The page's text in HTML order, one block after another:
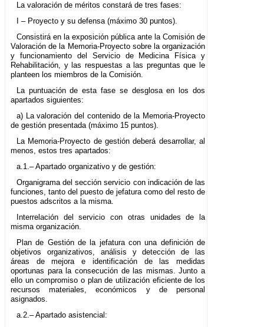
La valoración de méritos constará de tres fases:
I – Proyecto y su defensa (máximo 30 puntos).
Consistirá en la exposición pública ante la Comisión de
Valoración de la Memoria-Proyecto sobre la organización
y funcionamiento del Servicio de Medicina Física y
Rehabilitación, y las respuestas a las preguntas que le
planteen los miembros de la Comisión.
La puntuación de esta fase se desglosa en los dos
apartados siguientes:
a) La valoración del contenido de la Memoria-Proyecto
de gestión presentada (máximo 15 puntos).
La Memoria-Proyecto de gestión deberá desarrollar, al
menos, estos tres apartados:
a.1.– Apartado organizativo y de gestión:
Organigrama del sección servicio con indicación de las
funciones, tanto del puesto de jefatura como del resto de
puestos adscritos a la misma.
Interrelación del servicio con otras unidades de la
misma organización.
Plan de Gestión de la jefatura con una definición de
objetivos organizativos, análisis y detección de las
áreas de mejora e identificación de las medidas
oportunas para la consecución de las mismas. Junto a
ello un compromiso o plan de utilización eficiente de los
recursos materiales, económicos y de personal
asignados.
a.2.– Apartado asistencial: